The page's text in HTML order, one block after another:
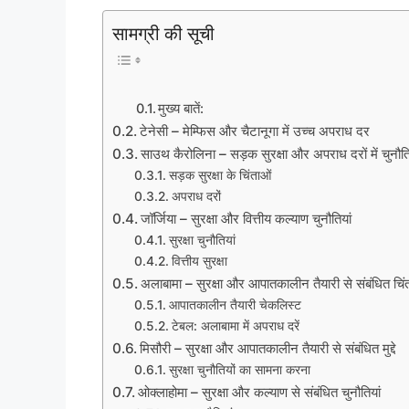
सामग्री की सूची
मुख्य बातें:
टेनेसी – मेम्फिस और चैटानूगा में उच्च अपराध दर
साउथ कैरोलिना – सड़क सुरक्षा और अपराध दरों में
सड़क सुरक्षा के चिंताओं
अपराध दरों
जॉर्जिया – सुरक्षा और वित्तीय कल्याण चुनौतियां
सुरक्षा चुनौतियां
वित्तीय सुरक्षा
अलाबामा – सुरक्षा और आपातकालीन तैयारी से संबंधित
आपातकालीन तैयारी चेकलिस्ट
टेबल: अलाबामा में अपराध दरें
मिसौरी – सुरक्षा और आपातकालीन तैयारी से संबंधित मुद्दे
सुरक्षा चुनौतियों का सामना करना
ओक्लाहोमा – सुरक्षा और कल्याण से संबंधित चुनौतियां